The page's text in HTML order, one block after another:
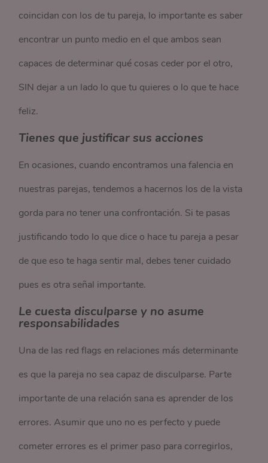
coincidan con los de tu pareja, lo importante es saber
encontrar un punto medio en el que ambos sean
capaces de determinar qué cosas ceder por el otro,
SIN dejar a un lado lo que tu quieres o lo que te hace
feliz.
Tienes que justificar sus acciones
En ocasiones, cuando encontramos una falencia en
nuestras parejas, tendemos a hacernos los de la vista
gorda para no tener una confrontación. Si te pasas
justificando todo lo que dice o hace tu pareja a pesar
de que eso te haga sentir mal, debes tener cuidado
pues es otra señal importante.
Le cuesta disculparse y no asume
responsabilidades
Una de las red flags en relaciones más determinante
es que la pareja no sea capaz de disculparse. Parte
importante de una relación sana es aprender de los
errores. Asumir que uno no es perfecto y puede
cometer errores es el primer paso para corregirlos,